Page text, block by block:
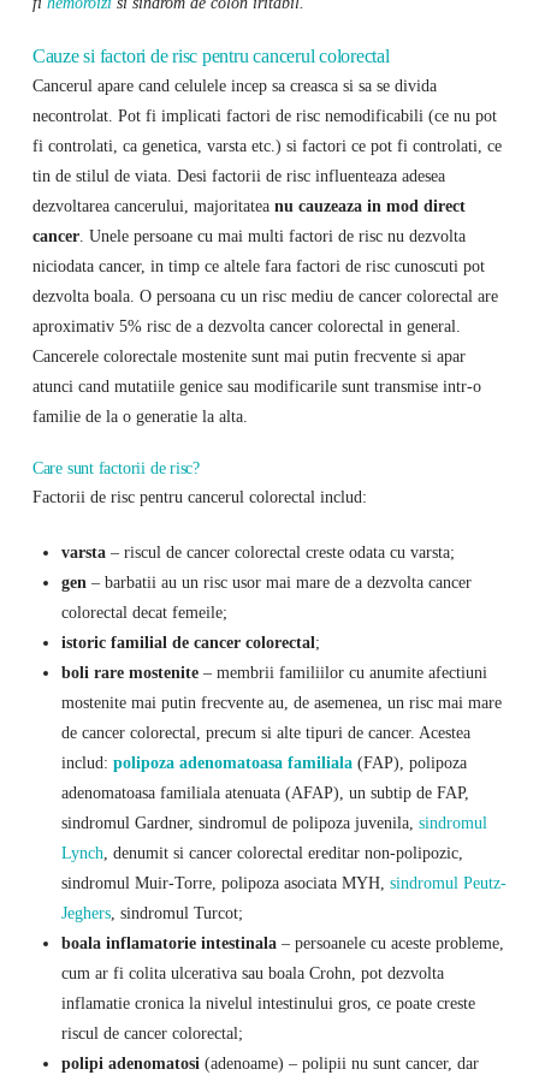
Cauze si factori de risc pentru cancerul colorectal
Cancerul apare cand celulele incep sa creasca si sa se divida
necontrolat. Pot fi implicati factori de risc nemodificabili (ce nu pot
fi controlati, ca genetica, varsta etc.) si factori ce pot fi controlati, ce
tin de stilul de viata. Desi factorii de risc influenteaza adesea
dezvoltarea cancerului, majoritatea nu cauzeaza in mod direct
cancer. Unele persoane cu mai multi factori de risc nu dezvolta
niciodata cancer, in timp ce altele fara factori de risc cunoscuti pot
dezvolta boala. O persoana cu un risc mediu de cancer colorectal are
aproximativ 5% risc de a dezvolta cancer colorectal in general.
Cancerele colorectale mostenite sunt mai putin frecvente si apar
atunci cand mutatiile genice sau modificarile sunt transmise intr-o
familie de la o generatie la alta.
Care sunt factorii de risc?
Factorii de risc pentru cancerul colorectal includ:
varsta– riscul de cancer colorectal creste odata cu varsta;
gen– barbatii au un risc usor mai mare de a dezvolta cancer
colorectal decat femeile;
istoric familial de cancer colorectal;
boli rare mostenite– membrii familiilor cu anumite afectiuni
mostenite mai putin frecvente au, de asemenea, un risc mai mare
de cancer colorectal, precum si alte tipuri de cancer. Acestea
includ: polipoza adenomatoasa familiala(FAP), polipoza
adenomatoasa familiala atenuata (AFAP), un subtip de FAP,
sindromul Gardner, sindromul de polipoza juvenila, sindromul
Lynch, denumit si cancer colorectal ereditar non-polipozic,
sindromul Muir-Torre, polipoza asociata MYH, sindromul Peutz-
Jeghers, sindromul Turcot;
boala inflamatorie intestinala– persoanele cu aceste probleme,
cum ar fi colita ulcerativa sau boala Crohn, pot dezvolta
inflamatie cronica la nivelul intestinului gros, ce poate creste
riscul de cancer colorectal;
polipi adenomatosi(adenoame) – polipii nu sunt cancer, dar